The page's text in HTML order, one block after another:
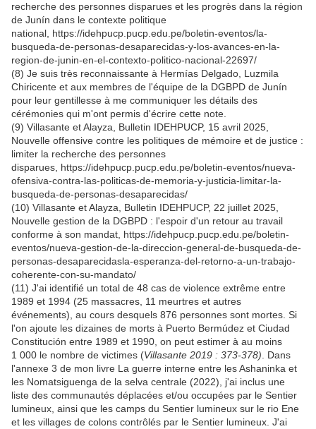
recherche des personnes disparues et les progrès dans la région
de Junín dans le contexte politique
national, https://idehpucp.pucp.edu.pe/boletin-eventos/la-
busqueda-de-personas-desaparecidas-y-los-avances-en-la-
region-de-junin-en-el-contexto-politico-nacional-22697/
(8) Je suis très reconnaissante à Hermías Delgado, Luzmila
Chiricente et aux membres de l'équipe de la DGBPD de Junín
pour leur gentillesse à me communiquer les détails des
cérémonies qui m'ont permis d'écrire cette note.
(9) Villasante et Alayza, Bulletin IDEHPUCP, 15 avril 2025,
Nouvelle offensive contre les politiques de mémoire et de justice :
limiter la recherche des personnes
disparues, https://idehpucp.pucp.edu.pe/boletin-eventos/nueva-
ofensiva-contra-las-politicas-de-memoria-y-justicia-limitar-la-
busqueda-de-personas-desaparecidas/
(10) Villasante et Alayza, Bulletin IDEHPUCP, 22 juillet 2025,
Nouvelle gestion de la DGBPD : l'espoir d'un retour au travail
conforme à son mandat, https://idehpucp.pucp.edu.pe/boletin-
eventos/nueva-gestion-de-la-direccion-general-de-busqueda-de-
personas-desaparecidasla-esperanza-del-retorno-a-un-trabajo-
coherente-con-su-mandato/
(11) J'ai identifié un total de 48 cas de violence extrême entre
1989 et 1994 (25 massacres, 11 meurtres et autres
événements), au cours desquels 876 personnes sont mortes. Si
l'on ajoute les dizaines de morts à Puerto Bermúdez et Ciudad
Constitución entre 1989 et 1990, on peut estimer à au moins
1 000 le nombre de victimes (Villasante 2019 : 373-378) . Dans
l'annexe 3 de mon livre La guerre interne entre les Ashaninka et
les Nomatsiguenga de la selva centrale (2022), j'ai inclus une
liste des communautés déplacées et/ou occupées par le Sentier
lumineux, ainsi que les camps du Sentier lumineux sur le rio Ene
et les villages de colons contrôlés par le Sentier lumineux. J'ai